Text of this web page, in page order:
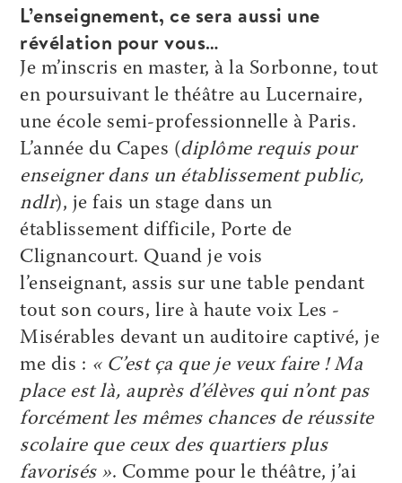
L’enseignement, ce sera aussi une
révélation pour vous…
Je m’inscris en master, à la ­Sorbonne, tout
en poursuivant le théâtre au Lucernaire,
une école semi-professionnelle à Paris.
L’année du Capes (diplôme requis pour
enseigner dans un établissement public,
ndlr), je fais un stage dans un
établissement difficile, Porte de
Clignancourt. Quand je vois
l’enseignant, ­assis sur une table pendant
tout son cours, lire à haute voix Les ­
Misérables devant un auditoire captivé, je
me dis : « C’est ça que je veux faire ! Ma
place est là, auprès d’élèves qui n’ont pas
forcément les mêmes chances de réussite
scolaire que ceux des quartiers plus
favorisés ». Comme pour le théâtre, j’ai